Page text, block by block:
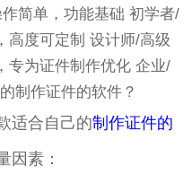
简单，功能基础 初学者/
高度可定制 设计师/高级
专为证件制作优化 企业/
制作证件的软件？
适合自己的制作证件的
因素：